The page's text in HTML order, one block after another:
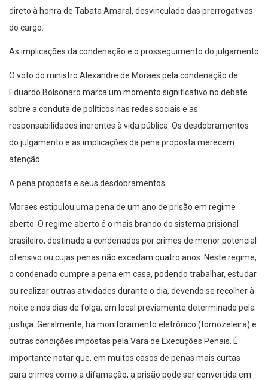
direto à honra de Tabata Amaral, desvinculado das prerrogativas
do cargo.
As implicações da condenação e o prosseguimento do julgamento
O voto do ministro Alexandre de Moraes pela condenação de
Eduardo Bolsonaro marca um momento significativo no debate
sobre a conduta de políticos nas redes sociais e as
responsabilidades inerentes à vida pública. Os desdobramentos
do julgamento e as implicações da pena proposta merecem
atenção.
A pena proposta e seus desdobramentos
Moraes estipulou uma pena de um ano de prisão em regime
aberto. O regime aberto é o mais brando do sistema prisional
brasileiro, destinado a condenados por crimes de menor potencial
ofensivo ou cujas penas não excedam quatro anos. Neste regime,
o condenado cumpre a pena em casa, podendo trabalhar, estudar
ou realizar outras atividades durante o dia, devendo se recolher à
noite e nos dias de folga, em local previamente determinado pela
justiça. Geralmente, há monitoramento eletrônico (tornozeleira) e
outras condições impostas pela Vara de Execuções Penais. É
importante notar que, em muitos casos de penas mais curtas
para crimes como a difamação, a prisão pode ser convertida em